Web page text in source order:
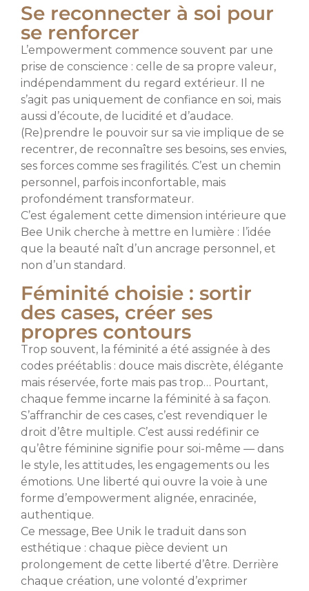
Se reconnecter à soi pour
se renforcer
L’empowerment commence souvent par une
prise de conscience : celle de sa propre valeur,
indépendamment du regard extérieur. Il ne
s’agit pas uniquement de confiance en soi, mais
aussi d’écoute, de lucidité et d’audace.
(Re)prendre le pouvoir sur sa vie implique de se
recentrer, de reconnaître ses besoins, ses envies,
ses forces comme ses fragilités. C’est un chemin
personnel, parfois inconfortable, mais
profondément transformateur.
C’est également cette dimension intérieure que
Bee Unik cherche à mettre en lumière : l’idée
que la beauté naît d’un ancrage personnel, et
non d’un standard.
Féminité choisie : sortir
des cases, créer ses
propres contours
Trop souvent, la féminité a été assignée à des
codes préétablis : douce mais discrète, élégante
mais réservée, forte mais pas trop… Pourtant,
chaque femme incarne la féminité à sa façon.
S’affranchir de ces cases, c’est revendiquer le
droit d’être multiple. C’est aussi redéfinir ce
qu’être féminine signifie pour soi-même — dans
le style, les attitudes, les engagements ou les
émotions. Une liberté qui ouvre la voie à une
forme d’empowerment alignée, enracinée,
authentique.
Ce message, Bee Unik le traduit dans son
esthétique : chaque pièce devient un
prolongement de cette liberté d’être. Derrière
chaque création, une volonté d’exprimer